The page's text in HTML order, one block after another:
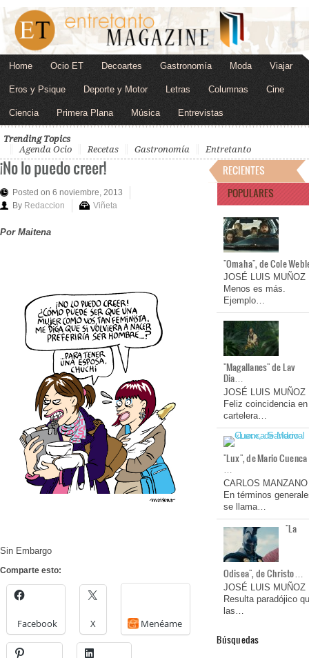
Home Ocio ET Decoartes Gastronomía Moda Viajar
Eros y Psique Deporte y Motor Letras Columnas Cine
Ciencia Primera Plana Música Entrevistas
Trending Topics
Agenda Ocio
Recetas Gastronomía Entretanto
¡No lo puedo creer!
Posted on 6 noviembre, 2013
By Redaccion Viñeta
Por Maitena
Sin Embargo
Comparte esto:
Facebook X Menéame
RECIENTES
POPULARES
"Omaha", de Cole
JOSÉ LUIS MUÑOZ
Menos es más.
Ejemplo…
"Magallanes" de Lav
Dia…
JOSÉ LUIS MUÑOZ
Feliz coincidencia en
cartelera…
"Lux", de Mario Cuenca
…
CARLOS MANZANO
En términos
se llama…
"La
Odisea", de Christo…
JOSÉ LUIS MUÑOZ
Resulta paradójico
las…
Búsquedas